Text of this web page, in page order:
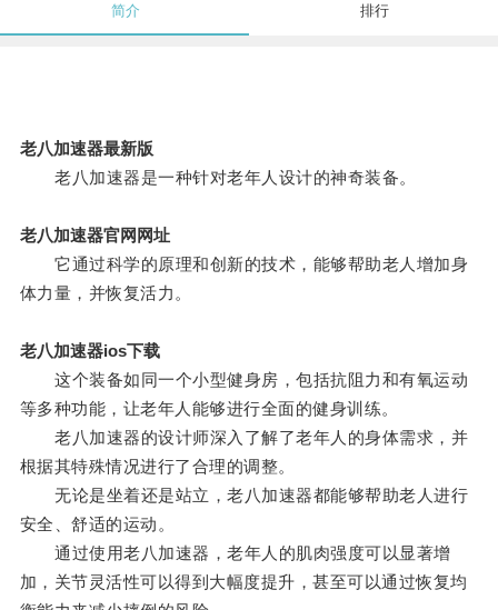
简介 排行
老八加速器最新版
老八加速器是一种针对老年人设计的神奇装备。
老八加速器官网网址
它通过科学的原理和创新的技术，能够帮助老人增加身
体力量，并恢复活力。
老八加速器ios下载
这个装备如同一个小型健身房，包括抗阻力和有氧运动
等多种功能，让老年人能够进行全面的健身训练。
老八加速器的设计师深入了解了老年人的身体需求，并
根据其特殊情况进行了合理的调整。
无论是坐着还是站立，老八加速器都能够帮助老人进行
安全、舒适的运动。
通过使用老八加速器，老年人的肌肉强度可以显著增
加，关节灵活性可以得到大幅度提升，甚至可以通过恢复均